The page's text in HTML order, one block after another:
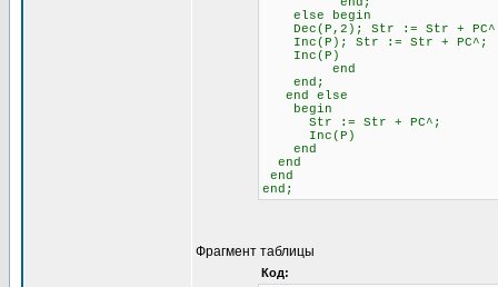
else begin \\
Dec(P,2); Str := Str +
Inc(P); Str := Str + PC^;
Inc(P)
end
end;
end else \\ Если
begin
Str := Str + PC^;
Inc(P)
end
end
end
end;
Фрагмент таблицы
Код: